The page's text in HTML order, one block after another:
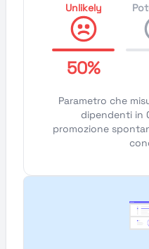
Unlikely
50%
Parametro che
dipendenti in
promozione